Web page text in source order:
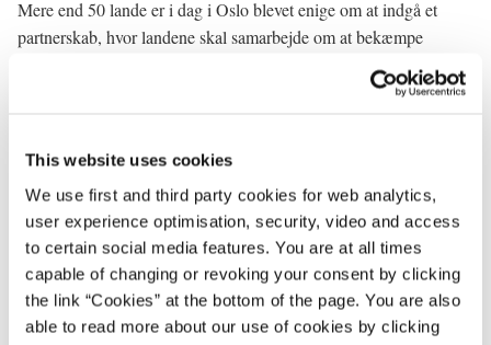
This website uses cookies
We use first and third party cookies for web analytics,
user experience optimisation, security, video and access
to certain social media features. You are at all times
capable of changing or revoking your consent by clicking
the link “Cookies” at the bottom of the page. You are also
able to read more about our use of cookies by clicking
Mere end 50 lande er i dag i Oslo blevet enige om at indgå et
partnerskab, hvor landene skal samarbejde om at bekæmpe
udviklingslande og industrilande, var enige om, at der over de
kommende 3 år skal ydes op til 4 mia. dollars i finansiel støtte til
at standse skovfældning og til at plante ny skov. Målet er at fjerne
skovenes bidrag til den globale opvarmning.
Danmark har planlagt at bidrage med i alt 60 mio. kr. i 2010.
Partnerskabet er en direkte udmøntning af Copenhagen Accord.